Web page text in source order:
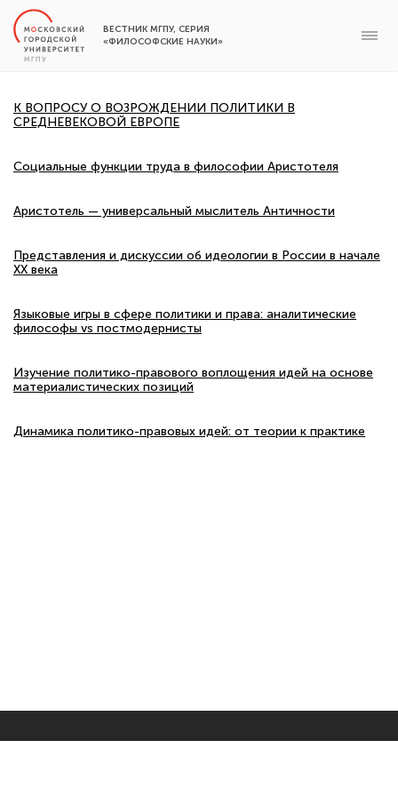
ВЕСТНИК МГПУ, СЕРИЯ
«ФИЛОСОФСКИЕ НАУКИ»
К ВОПРОСУ О ВОЗРОЖДЕНИИ ПОЛИТИКИ В
СРЕДНЕВЕКОВОЙ ЕВРОПЕ
Социальные функции труда в философии Аристотеля
Аристотель — универсальный мыслитель Античности
Представления и дискуссии об идеологии в России в начале
XX века
Языковые игры в сфере политики и права: аналитические
философы vs постмодернисты
Изучение политико-правового воплощения идей на основе
материалистических позиций
Динамика политико-правовых идей: от теории к практике